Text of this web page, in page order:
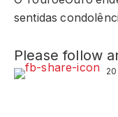
sentidas
Please follow
20